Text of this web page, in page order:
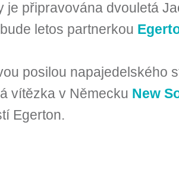
je připravována dvouletá
letos partnerkou
posilou napajedelského
vítězka v Německu New
Egerton.